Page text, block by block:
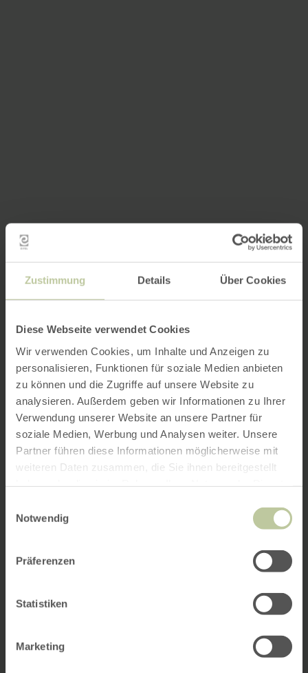
Zustimmung Details Über Cookies
Diese Webseite verwendet Cookies
Wir verwenden Cookies, um Inhalte und Anzeigen zu
personalisieren, Funktionen für soziale Medien anbieten
zu können und die Zugriffe auf unsere Website zu
analysieren. Außerdem geben wir Informationen zu Ihrer
Verwendung unserer Website an unsere Partner für
soziale Medien, Werbung und Analysen weiter. Unsere
Partner führen diese Informationen möglicherweise mit
weiteren Daten zusammen, die Sie ihnen bereitgestellt
Notwendig
Präferenzen
Statistiken
Marketing